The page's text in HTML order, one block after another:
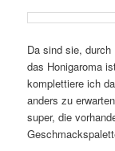
Da sind sie,
das Honigaroma
komplettiere ich
anders zu
super, die